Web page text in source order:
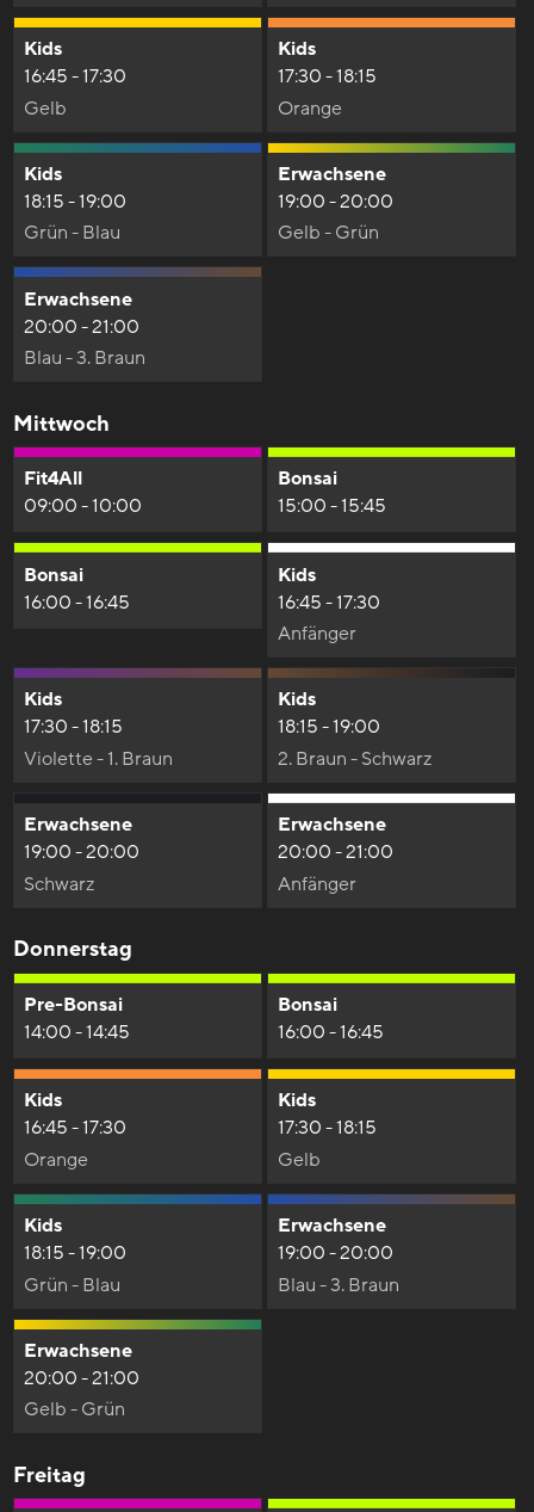
Kids
16:45 - 17:30
Gelb
Kids
17:30 - 18:15
Orange
Kids
18:15 - 19:00
Grün - Blau
Erwachsene
19:00 - 20:00
Gelb - Grün
Erwachsene
20:00 - 21:00
Blau - 3. Braun
Mittwoch
Fit4All
09:00 - 10:00
Bonsai
15:00 - 15:45
Bonsai
16:00 - 16:45
Kids
16:45 - 17:30
Anfänger
Kids
17:30 - 18:15
Violette - 1. Braun
Kids
18:15 - 19:00
2. Braun - Schwarz
Erwachsene
19:00 - 20:00
Schwarz
Erwachsene
20:00 - 21:00
Anfänger
Donnerstag
Pre-Bonsai
14:00 - 14:45
Bonsai
16:00 - 16:45
Kids
16:45 - 17:30
Orange
Kids
17:30 - 18:15
Gelb
Kids
18:15 - 19:00
Grün - Blau
Erwachsene
19:00 - 20:00
Blau - 3. Braun
Erwachsene
20:00 - 21:00
Gelb - Grün
Freitag